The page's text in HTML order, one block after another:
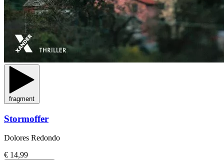
fragment
Stormoffer
Dolores Redondo
€ 14,99